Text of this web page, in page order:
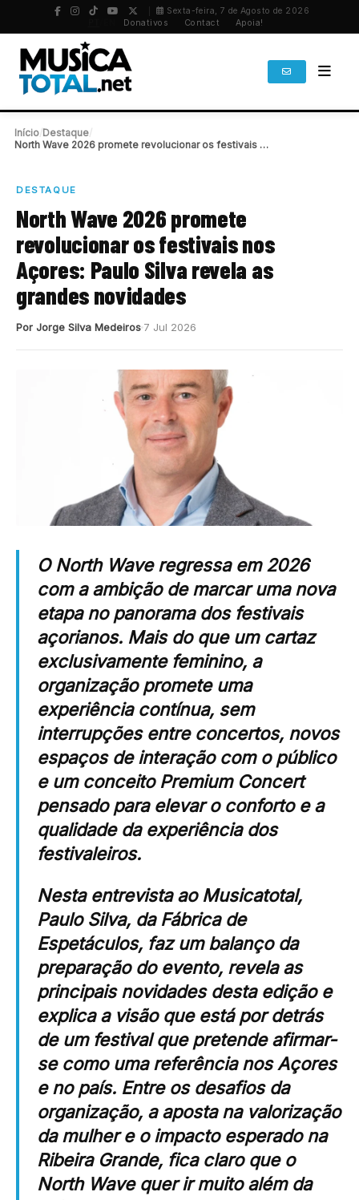
Sexta-feira, 7 de Agosto de 2026
Donativos Contact Apoia!
Início Destaque
North Wave 2026 promete revolucionar os festivais nos…
DESTAQUE
North Wave 2026 promete
revolucionar os festivais nos
Açores: Paulo Silva revela as
grandes novidades
Por Jorge Silva Medeiros 7 Jul 2026
O North Wave regressa em 2026
com a ambição de marcar uma nova
etapa no panorama dos festivais
açorianos. Mais do que um cartaz
exclusivamente feminino, a
organização promete uma
experiência contínua, sem
interrupções entre concertos, novos
espaços de interação com o público
e um conceito Premium Concert
pensado para elevar o conforto e a
qualidade da experiência dos
festivaleiros.
Nesta entrevista ao Musicatotal,
Paulo Silva, da Fábrica de
Espetáculos, faz um balanço da
preparação do evento, revela as
principais novidades desta edição e
explica a visão que está por detrás
de um festival que pretende afirmar-
se como uma referência nos Açores
e no país. Entre os desafios da
organização, a aposta na valorização
da mulher e o impacto esperado na
Ribeira Grande, fica claro que o
North Wave quer ir muito além da